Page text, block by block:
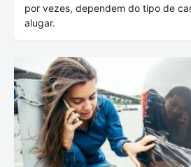
por vezes, dependem do tipo de
alugar.